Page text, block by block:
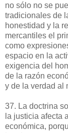
no sólo no se
tradicionales de
honestidad y la
mercantiles el
como
espacio en la
exigencia del
de la razón
y de la verdad al
37. La doctrina
la justicia afecta
económica,